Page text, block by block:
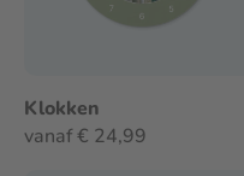
Klokken
vanaf € 24,99